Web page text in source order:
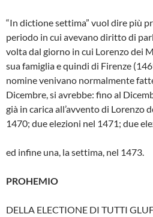
“In dictione settima” vuol dire più
periodo in cui aveva­no diritto di
volta dal giorno in cui Lorenzo dei
sua famiglia e quindi di Firenze
nomi­ne venivano normalmente
Dicembre, si avrebbe: fino al
già in carica all’avvento di Lorenzo
1470; due elezioni nel 1471; due
ed infine una, la settima, nel 1473.
PROHEMIO
DELLA ELECTIONE DI TUTTI